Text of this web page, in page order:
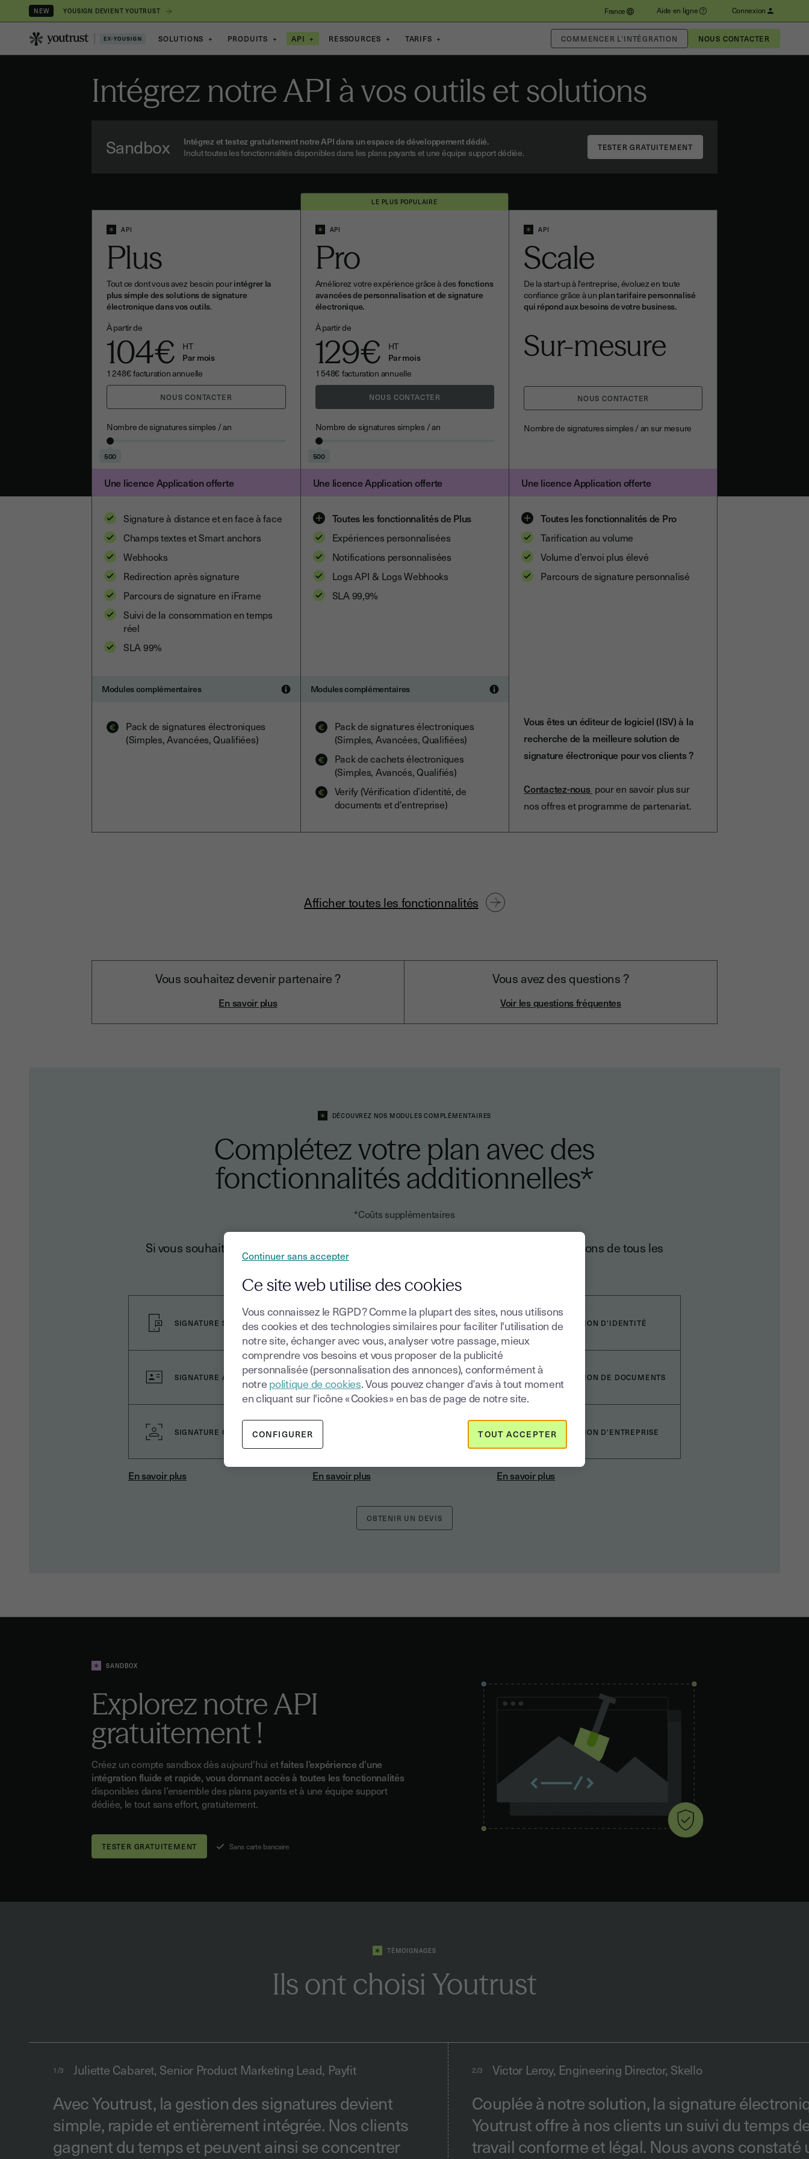
NEW YOUSIGN DEVIENT YOUTRUST France Aide en ligne Connexion
SOLUTIONS + PRODUITS + API + RESSOURCES + TARIFS + COMMENCER L’INTÉGRATION NOUS CONTACTER
Intégrez notre API à vos outils et solutions
Sandbox
Intégrez et testez gratuitement notre API dans un espace de développement dédié.
Inclut toutes les fonctionnalités disponibles dans les plans payants et une équipe support dédiée.
API
Plus
Tout ce dont vous avez besoin pourintégrer la
plus simple des solutions de signature
électronique dans vos outils.
À partir de
€
104
HT
Par mois
€
1 248 facturation annuelle
NOUS CONTACTER
Nombre de signatures simples / an
500
Une licence Application offerte
LE PLUS POPULAIRE
API
Pro
Améliorez votre expérience grâce à desfonctions
avancées de personnalisation et de signature
électronique.
À partir de
€
129
HT
Par mois
€
1 548 facturation annuelle
NOUS CONTACTER
Nombre de signatures simples / an
500
Une licence Application offerte
API
Scale
De la start-up à l'entreprise, évoluez en toute
confiance grâce à unplan tarifaire personnalisé
qui répond aux besoins de votre business.
Sur-mesure
NOUS CONTACTER
Nombre de signatures simples / an sur mesure
Une licence Application offerte
Signature à distance et en face à face
Champs textes et Smart anchors
Webhooks
Redirection après signature
Parcours de signature en iFrame
Suivi de la consommation en temps
réel
SLA 99%
Modules complémentaires
Pack de signatures électroniques
(Simples, Avancées, Qualifiées)
Toutes les fonctionnalités de Plus
Expériences personnalisées
Notifications personnalisées
Logs API & Logs Webhooks
SLA 99,9%
Modules complémentaires
Pack de signatures électroniques
(Simples, Avancées, Qualifiées)
Pack de cachets électroniques
(Simples, Avancés, Qualifiés)
Verify (Vérification d’identité, de
documents et d'entreprise)
Toutes les fonctionnalités de Pro
Tarification au volume
Volume d’envoi plus élevé
Parcours de signature personnalisé
Vous êtes un éditeur de logiciel (ISV) à la
recherche de la meilleure solution de
signature électronique pour vos clients ?
Contactez-nous pour en savoir plus sur
nos offres et programme de partenariat.
Afficher toutes les fonctionnalités
Vous souhaitez devenir partenaire ?
En savoir plus
Vous avez des questions ?
Voir les questions fréquentes
DÉCOUVREZ NOS MODULES COMPLÉMENTAIRES
Complétez votre plan avec des
fonctionnalités additionnelles*
*Coûts supplémentaires
Si vous souhaitez signer et/ou sceller électroniquement vos documents, nous disposons de tous les
niveaux de sécurité dont vous avez besoin !
SIGNATURE SIMPLE
SIGNATURE AVANCÉE
SIGNATURE QUALIFIÉE
En savoir plus
CACHET ÉLECTRONIQUE
SIMPLE
CACHET ÉLECTRONIQUE
AVANCÉ
En savoir plus
VÉRIFICATION D'IDENTITÉ
VÉRIFICATION DE DOCUMENTS
VÉRIFICATION D'ENTREPRISE
En savoir plus
OBTENIR UN DEVIS
SANDBOX
Explorez notre API
gratuitement !
Créez un compte sandbox dès aujourd'hui etfaites l’expérience d'une
intégration fluide et rapide, vous donnant accès à toutes les fonctionnalités
disponibles dans l’ensemble des plans payants et à une équipe support
dédiée, le tout sans effort, gratuitement.
Sans carte bancaire
TÉMOIGNAGES
Ils ont choisi Youtrust
1/3 Juliette Cabaret, Senior Product Marketing Lead, Payfit
Avec Youtrust, la gestion des signatures devient
simple, rapide et entièrement intégrée. Nos clients
gagnent du temps et peuvent ainsi se concentrer
2/3 Victor Leroy, Engineering Director, Skello
Couplée à notre solution, la signature
Youtrust offre à nos clients un suivi du temps
travail conforme et légal. Nous avons constaté
Continuer sans accepter
Ce site web utilise des cookies
Vous connaissez le RGPD ? Comme la plupart des sites, nous utilisons
des cookies et des technologies similaires pour faciliter l'utilisation de
notre site, échanger avec vous, analyser votre passage, mieux
comprendre vos besoins et vous proposer de la publicité
personnalisée (personnalisation des annonces), conformément à
notrepolitique de cookies. Vous pouvez changer d’avis à tout moment
en cliquant sur l'icône « Cookies » en bas de page de notre site.
CONFIGURER TOUT ACCEPTER